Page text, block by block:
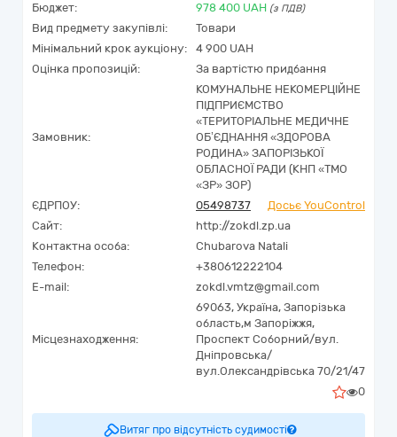
Бюджет: 978 400 UAH (з ПДВ)
Вид предмету закупівлі:
Товари
Мінімальний крок аукціону:
4 900 UAH
Оцінка пропозицій:
За вартістю придбання
Замовник:
КОМУНАЛЬНЕ НЕКОМЕРЦІЙНЕ
ПІДПРИЄМСТВО
«ТЕРИТОРІАЛЬНЕ МЕДИЧНЕ
ОБ’ЄДНАННЯ «ЗДОРОВА
РОДИНА» ЗАПОРІЗЬКОЇ
ОБЛАСНОЇ РАДИ (КНП «ТМО
«ЗР» ЗОР)
ЄДРПОУ:
05498737
Досьє YouControl
Сайт:
http://zokdl.zp.ua
Контактна особа:
Chubarova Natali
Телефон:
+380612222104
E-mail:
zokdl.vmtz@gmail.com
Місцезнаходження:
69063, Україна, Запорізька
область,м Запоріжжя,
Проспект Соборний/вул.
Дніпровська/
вул.Олександрівська 70/21/47
0
Витяг про відсутність судимості